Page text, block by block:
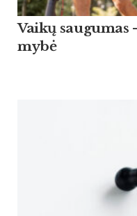
Vaikų sau­gu­mas
mybė